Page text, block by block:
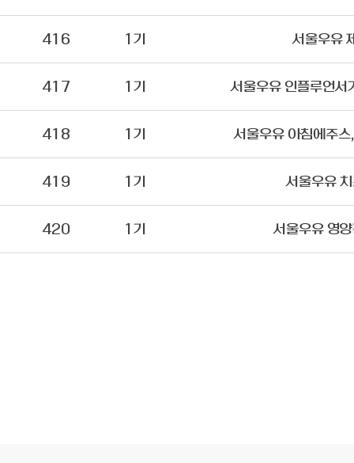
416 1기 서울우유
417 1기 서울우유 인플루언서
418 1기 서울우유 아침에주
419 1기 서울우유
420 1기 서울우유 영